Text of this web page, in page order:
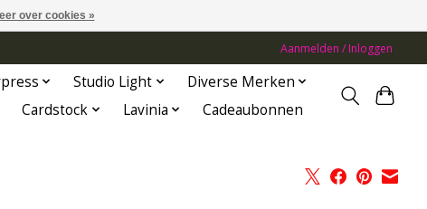
Aanmelden / Inloggen
Studio Light
Diverse Merken
Cardstock Lavinia Cadeaubonnen
over cookies »